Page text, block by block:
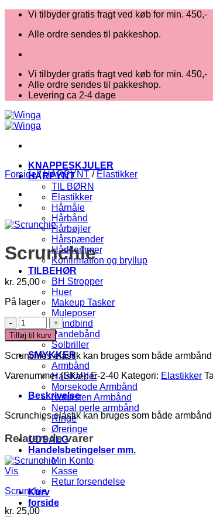
Fortsæt
indhold
Vi tilbyder gratis fragt ved køb for min. 450,-
Alle ordre sendes til pakkeshop.
Vi tilbyder gratis fragt ved køb for min. 450,-
Alle ordre sendes til pakkeshop.
Levering ca 2-4 dage
KNAPPESKJULER
HÅRPYNT
TIL BØRN
Elastikker
Hårnåle
Hårbånd
Hårbøjler
Hårspænder
Hårklemmer
Konfirmation og bryllup
TILBEHØR
BH Stropper
Huer
Makeup Tasker
Muleposer
Mundbind
Pandebånd
Solbriller
SMYKKER
Armbånd
Halskæder
Morsekode Armbånd
Natursten Armbånd
Nepal perle armbånd
Ringe
Øreringe
UDSALG
Handelsbetingelser mm.
Min Konto
Kasse
Retur forsendelse
Kurv
forside
Forside / HÅRPYNT / Elastikker
Scrunchie
kr. 25,00
På lager
Scrunchie
antal
Tilføj til kurv
Scrunchies elastik kan bruges som både
Varenummer (SKU):E-2-40 Kategori: Elastikker
Beskrivelse
Scrunchies elastik kan bruges som både
Relaterede varer
Vis
Scrunchie
kr. 25,00